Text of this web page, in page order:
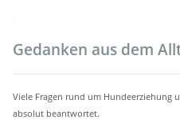
Gedanken aus dem
Viele Fragen rund um Hundeerziehung
absolut beantwortet.